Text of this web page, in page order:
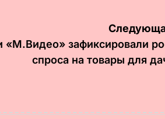
«М.Видео» зафиксировали
спроса на товары для